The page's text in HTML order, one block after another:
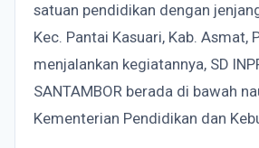
satuan pendidikan dengan
Kec. Pantai Kasuari, Kab. Asmat,
menjalankan kegiatannya, SD
SANTAMBOR berada di bawah
Kementerian Pendidikan dan